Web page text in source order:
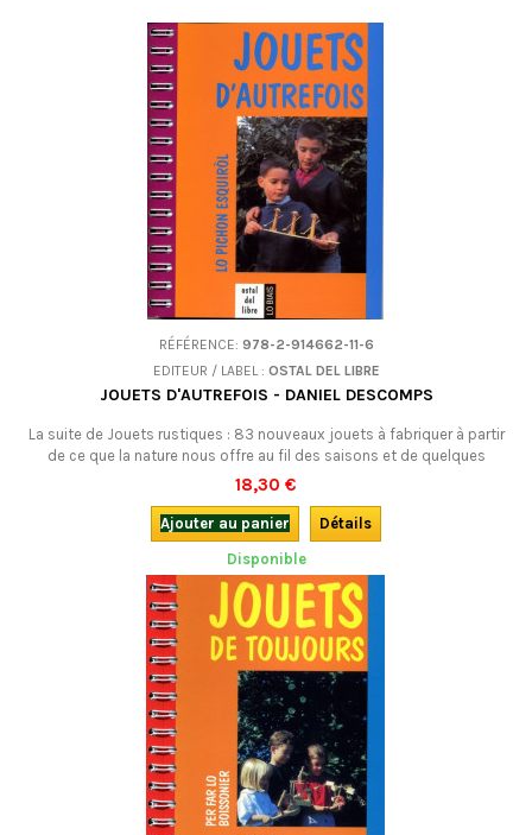
RÉFÉRENCE: 978-2-914662-11-6
EDITEUR / LABEL : OSTAL DEL LIBRE
JOUETS D'AUTREFOIS - DANIEL DESCOMPS
La suite de Jouets rustiques : 83 nouveaux jouets à fabriquer à partir
de ce que la nature nous offre au fil des saisons et de quelques
matériaux de récupération. Un régal à partager en famille à partir de 7
ans !Bilingue.
18,30 €
Ajouter au panier
Détails
Disponible